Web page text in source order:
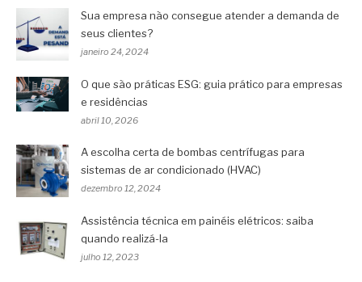
Sua empresa não consegue atender a demanda de
seus clientes?
janeiro 24, 2024
O que são práticas ESG: guia prático para empresas
e residências
abril 10, 2026
A escolha certa de bombas centrífugas para
sistemas de ar condicionado (HVAC)
dezembro 12, 2024
Assistência técnica em painéis elétricos: saiba
quando realizá-la
julho 12, 2023